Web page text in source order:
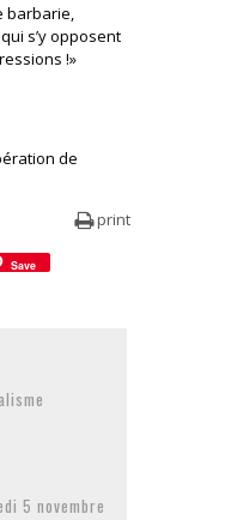
barbarie,
s’y opposent
!»
de
print
Save
5 novembre